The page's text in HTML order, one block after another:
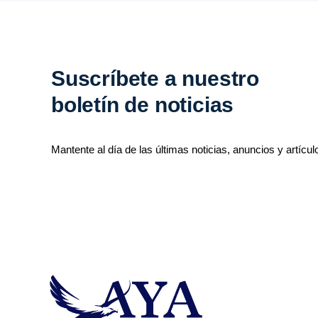
Suscríbete a nuestro
boletín de noticias
Mantente al día de las últimas noticias, anuncios y